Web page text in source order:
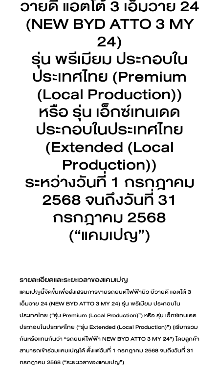
วายดี แอตโต้ 3 เอ็มวาย 24
(NEW BYD ATTO 3 MY
24)
รุ่น พรีเมียม ประกอบใน
ประเทศไทย (Premium
(Local Production))
หรือ รุ่น เอ็กซ์เทนเดด
ประกอบในประเทศไทย
(Extended (Local
Production))
ระหว่างวันที่ 1 กรกฎาคม
2568 จนถึงวันที่ 31
กรกฎาคม 2568
(“แคมเปญ”)
รายละเอียดและระยะเวลาของแคมเปญ
แคมเปญนี้จัดขึ้นเพื่อส่งเสริมการขายรถยนต์ไฟฟ้านิว บีวายดี แอตโต้ 3
เอ็มวาย 24 (NEW BYD ATTO 3 MY 24) รุ่น พรีเมียม ประกอบใน
ประเทศไทย (“รุ่น Premium (Local Production)”) หรือ รุ่น เอ็กซ์เทนเดด
ประกอบในประเทศไทย (“รุ่น Extended (Local Production)”) (เรียกรวม
กันหรือแทนกันว่า “รถยนต์ไฟฟ้า NEW BYD ATTO 3 MY 24”) โดยลูกค้า
สามารถเข้าร่วมแคมเปญได้ ตั้งแต่วันที่ 1 กรกฎาคม 2568 จนถึงวันที่ 31
กรกฎาคม 2568 (“ระยะเวลาของแคมเปญ”)